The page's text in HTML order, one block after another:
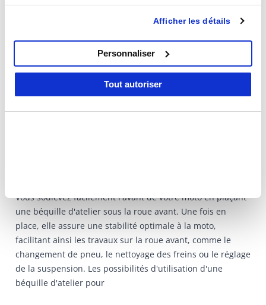
publicité et d'analyse, qui peuvent combiner celles-ci
avec d'autres informations que vous leur avez fournies ou
Afficher les détails
Tout autoriser
Personnaliser
Que disent nos clients ? Plus
Il ya 2 mois
tres bien
Vous soulevez facilement l'avant de votre moto en plaçant
une béquille d'atelier sous la roue avant. Une fois en
place, elle assure une stabilité optimale à la moto,
facilitant ainsi les travaux sur la roue avant, comme le
changement de pneu, le nettoyage des freins ou le réglage
de la suspension. Les possibilités d'utilisation d'une
béquille d'atelier pour